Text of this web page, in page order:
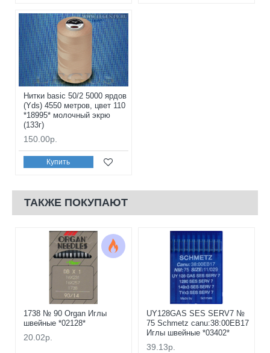
Нитки basic 50/2 5000 ярдов
(Yds) 4550 метров, цвет 110
*18995* молочный экрю
(133г)
150.00р.
Купить
ТАКЖЕ ПОКУПАЮТ
1738 № 90 Organ Иглы
швейные *02128*
20.02р.
UY128GAS SES SERV7 №
75 Schmetz canu:38:00EB17
Иглы швейные *03402*
39.13р.